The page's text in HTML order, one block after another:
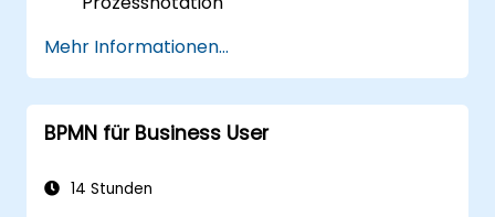
Prozessinformationen
Implementierung optimierter
Prozessabläufe für personenintensive
Prozesse
Prozessdefinitionen und Aufteilung in
Mehr Informationen...
BPMN für Business User
14 Stunden